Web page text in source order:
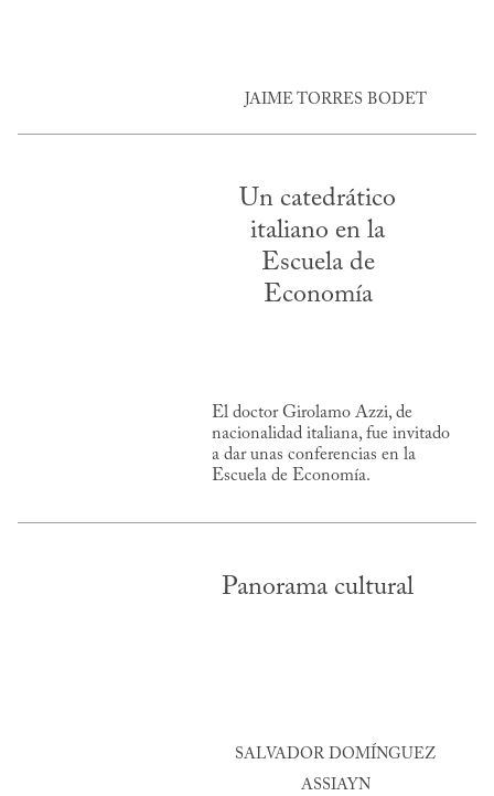
JAIME TORRES BODET
Un catedrático
italiano en la
Escuela de
Economía
El doctor Girolamo Azzi, de
nacionalidad italiana, fue invitado
a dar unas conferencias en la
Escuela de Economía.
Panorama cultural
SALVADOR DOMÍNGUEZ
ASSIAYN